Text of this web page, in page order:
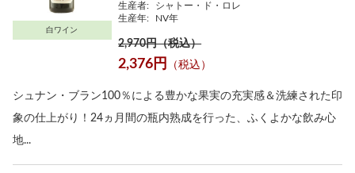
白ワイン
生産者:
シャトー・ド・ロレ
生産年:
NV年
2,970円（税込）
2,376円 （税込）
シュナン・ブラン100％による豊かな果実の充実感＆洗練された印
象の仕上がり！24ヵ月間の瓶内熟成を行った、ふくよかな飲み心
地...